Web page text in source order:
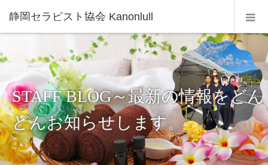
静岡セラピスト協会 Kanonlull
STAFF BLOG～最新の情報をどん
どんお知らせします。